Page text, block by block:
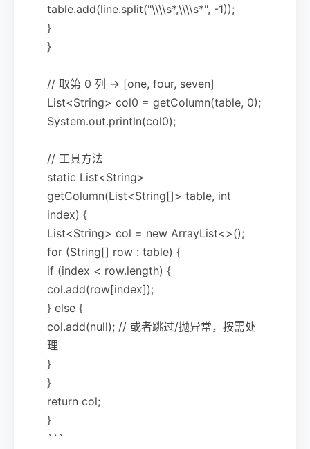
table.add(line.split("\\\\s*,\\\\s*", -1));
}
}
// 取第 0 列 -> [one, four, seven]
List<String> col0 = getColumn(table, 0);
System.out.println(col0);
// 工具方法
static List<String>
getColumn(List<String[]> table, int
index) {
List<String> col = new ArrayList<>();
for (String[] row : table) {
if (index < row.length) {
col.add(row[index]);
} else {
col.add(null); // 或者跳过/抛异常，按需处
理
}
}
return col;
}
```